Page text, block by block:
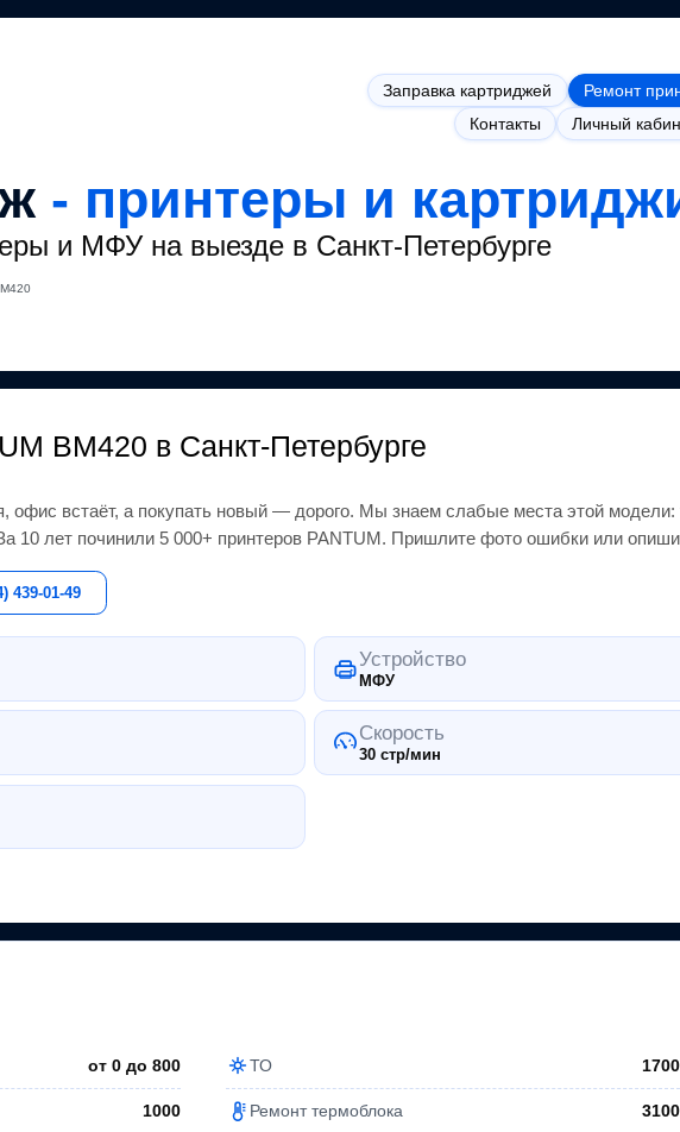
Заправка картриджей Ремонт
Контакты
Личный
- принтеры и
и МФУ на выезде в Санкт-Петербурге
BM420 в Санкт-Петербурге
офис встаёт, а покупать новый — дорого. Мы знаем слабые места этой модели:
10 лет починили 5 000+ принтеров PANTUM . Пришлите фото ошибки или
439-01-49
Устройство
МФУ
Скорость
30 стр/мин
от 0 до800 ТО 1700
1000 Ремонт термоблока 3100